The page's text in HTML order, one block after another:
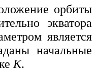
орбиты
экватора
является
начальные
К.